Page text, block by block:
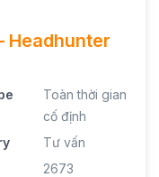
Headhunter
Toàn thời gian
cố định
Tư vấn
2673